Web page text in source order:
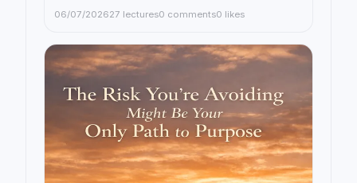
06/07/202627 lectures0 comments0 likes